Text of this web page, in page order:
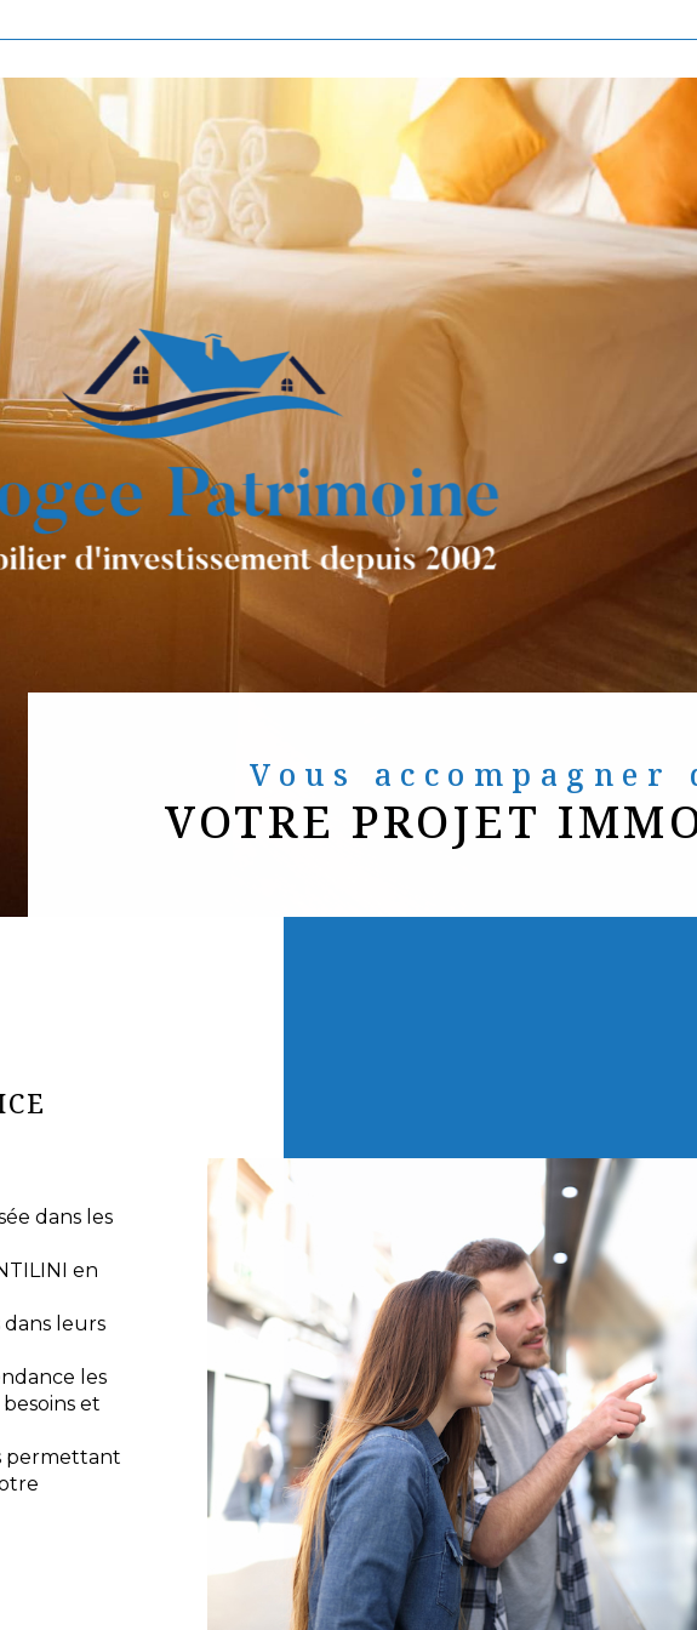
Voir les808annonces
Vous accompagner
VOTRE PROJET
dans les
en
dans leurs
les
et
permettant